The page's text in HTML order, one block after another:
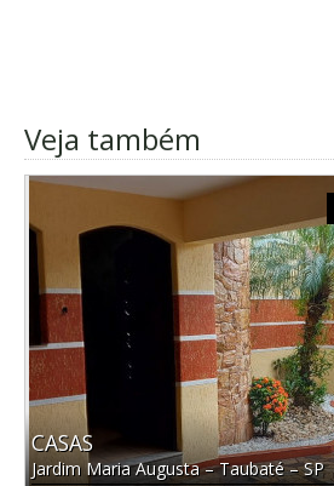
Veja também
CASAS
Jardim Maria Augusta–Taubaté–SP